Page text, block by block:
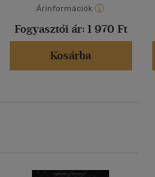
Árinformációk
Fogyasztói ár: 1 970 Ft
Kosárba